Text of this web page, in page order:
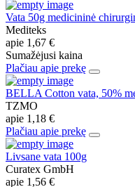
Vata 50g medicininė
Mediteks
apie 1,67 €
Sumažėjusi kaina
Plačiau apie prekę
BELLA Cotton vata, 50%
TZMO
apie 1,18 €
Plačiau apie prekę
Livsane vata 100g
Curatex GmbH
apie 1,56 €